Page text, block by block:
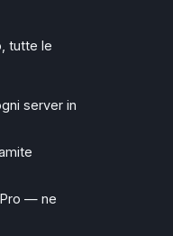
tutte le
server in
— ne